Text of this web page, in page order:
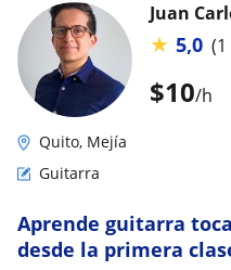
$10/h
Juan
★ 5,0
Quito, Mejía
Guitarra
Aprende guitarra
desde la primera